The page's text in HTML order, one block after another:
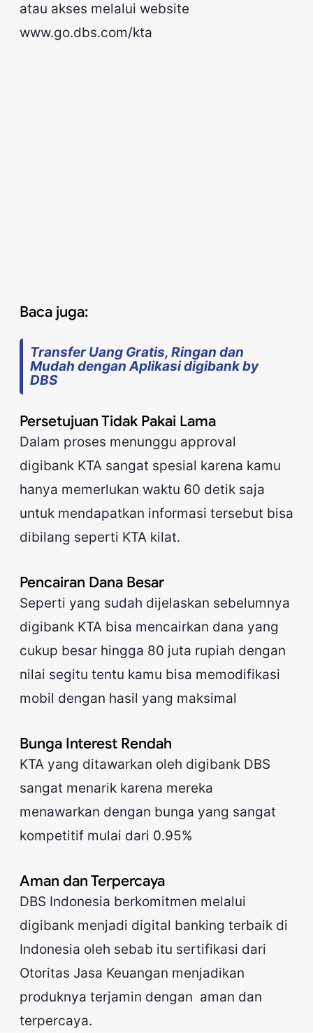
atau akses melalui website
www.go.dbs.com/kta
Baca juga:
Transfer Uang Gratis, Ringan dan
Mudah dengan Aplikasi digibank by
DBS
Persetujuan Tidak Pakai Lama
Dalam proses menunggu approval
digibank KTA sangat spesial karena kamu
hanya memerlukan waktu 60 detik saja
untuk mendapatkan informasi tersebut bisa
dibilang seperti KTA kilat.
Pencairan Dana Besar
Seperti yang sudah dijelaskan sebelumnya
digibank KTA bisa mencairkan dana yang
cukup besar hingga 80 juta rupiah dengan
nilai segitu tentu kamu bisa memodifikasi
mobil dengan hasil yang maksimal
Bunga Interest Rendah
KTA yang ditawarkan oleh digibank DBS
sangat menarik karena mereka
menawarkan dengan bunga yang sangat
kompetitif mulai dari 0.95%
Aman dan Terpercaya
DBS Indonesia berkomitmen melalui
digibank menjadi digital banking terbaik di
Indonesia oleh sebab itu sertifikasi dari
Otoritas Jasa Keuangan menjadikan
produknya terjamin dengan aman dan
terpercaya.